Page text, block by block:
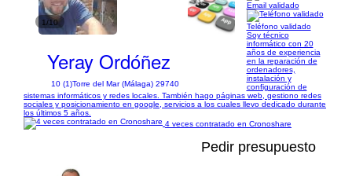
1/10
Yeray Ordóñez
10 (1)Torre del Mar (Málaga) 29740
Email validado
Teléfono validado
Soy técnico
informático con 20
años de experiencia
en la reparación de
ordenadores,
instalación y
configuración de
sistemas informáticos y redes locales. También hago páginas web, gestiono redes
sociales y posicionamiento en google, servicios a los cuales llevo dedicado durante
los últimos 5 años.
4 veces contratado en Cronoshare
Pedir presupuesto